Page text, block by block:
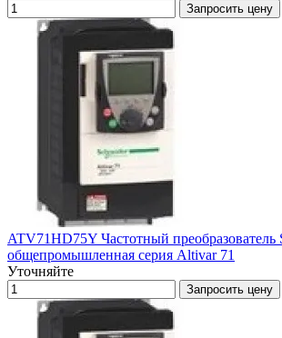
Запросить цену
ATV71HD75Y Частотный преобразователь
общепромышленная серия Altivar 71
Уточняйте
Запросить цену